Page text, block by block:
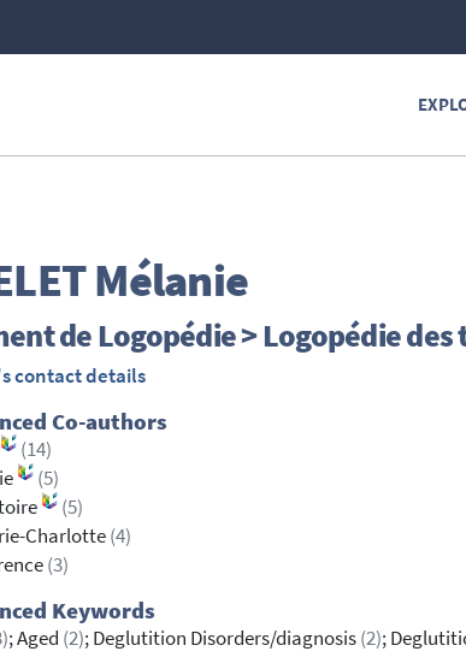
Mélanie
de Logopédie > Logopédie
contact details
Co-authors
(14)
(5)
(5)
Charlotte(4)
(3)
Keywords
; Aged (2); Deglutition Disorders/diagnosis(2);